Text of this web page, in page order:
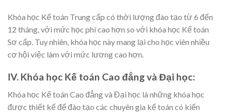
Khóa học Kế toán Trung cấp có thời lượng đào tạo từ 6 đến
12 tháng, với mức học phí cao hơn so với khóa học Kế toán
Sơ cấp. Tuy nhiên, khóa học này mang lại cho học viên nhiều
cơ hội việc làm với mức lương cao hơn.
IV. Khóa học Kế toán Cao đẳng và Đại học:
Khóa học Kế toán Cao đẳng và Đại học là những khóa học
được thiết kế để đào tạo các chuyên gia kế toán có kiến